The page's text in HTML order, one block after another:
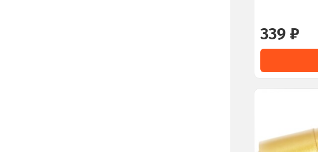
339 ₽